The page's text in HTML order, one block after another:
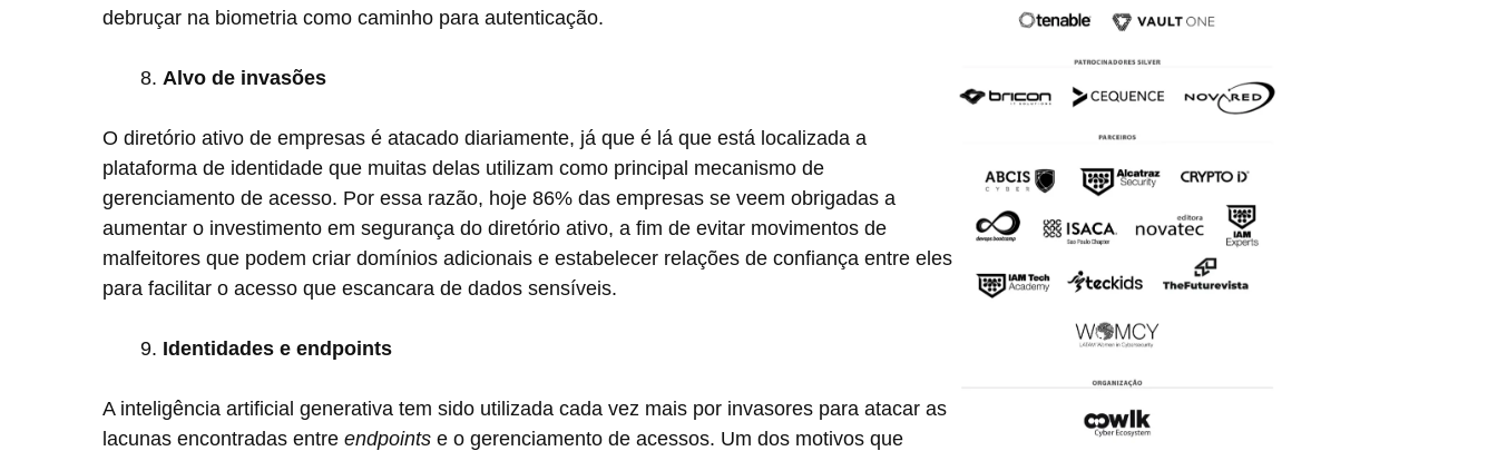
debruçar na biometria como caminho para autenticação.
Alvo de invasões
O diretório ativo de empresas é atacado diariamente, já que é lá que está localizada a
plataforma de identidade que muitas delas utilizam como principal mecanismo de
gerenciamento de acesso. Por essa razão, hoje 86% das empresas se veem obrigadas a
aumentar o investimento em segurança do diretório ativo, a fim de evitar movimentos de
malfeitores que podem criar domínios adicionais e estabelecer relações de confiança entre eles
para facilitar o acesso que escancara de dados sensíveis.
Identidades e endpoints
A inteligência artificial generativa tem sido utilizada cada vez mais por invasores para atacar as
lacunas encontradas entre endpoints e o gerenciamento de acessos. Um dos motivos que